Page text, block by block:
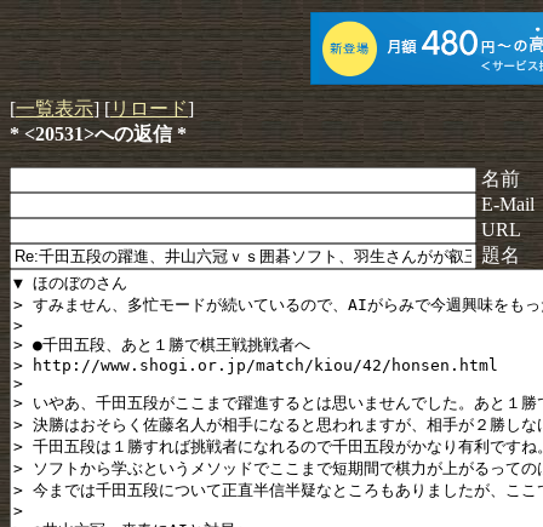
[一覧表示] [リロード]
* <20531>への返信 *
名前
E-Mail
URL
題名